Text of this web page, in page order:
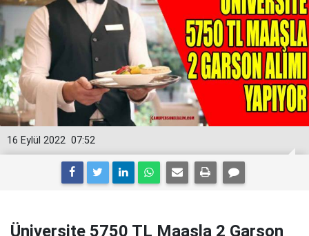
07:52
16 Eylül 2022
Üniversite 5750 TL Maaşla 2 Garson